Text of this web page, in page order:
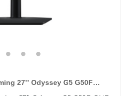
27’’ Odyssey G5 G50F